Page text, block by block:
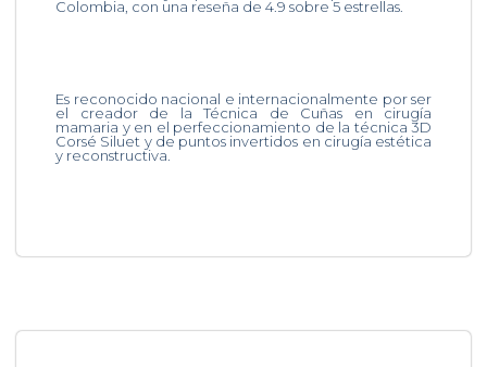
Colombia, con una reseña de 4.9 sobre 5 estrellas.
Es reconocido nacional e internacionalmente por ser
el creador de la Técnica de Cuñas en cirugía
mamaria y en el perfeccionamiento de la técnica 3D
Corsé Siluet y de puntos invertidos en cirugía estética
y reconstructiva.